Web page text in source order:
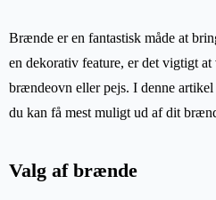
Brænde er en fantastisk måde at
en dekorativ feature, er det vigtigt
brændeovn eller pejs. I denne
du kan få mest muligt ud af dit
Valg af brænde